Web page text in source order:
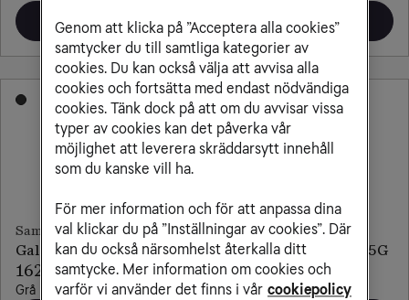
Beställ Beställ
Samsung
Galaxy Tab A11+ 5G
162 kr/mån
Grå
Samsung
Galaxy Tab S10 Ultra 5G
791 kr/mån
Grå
Genom att klicka på ”Acceptera alla cookies”
samtycker du till samtliga kategorier av
cookies. Du kan också välja att avvisa alla
cookies och fortsätta med endast nödvändiga
cookies. Tänk dock på att om du avvisar vissa
typer av cookies kan det påverka vår
möjlighet att leverera skräddarsytt innehåll
som du kanske vill ha.
För mer information och för att anpassa dina
val klickar du på ”Inställningar av cookies”. Där
kan du också närsomhelst återkalla ditt
samtycke. Mer information om cookies och
varför vi använder det finns i vår cookiepolicy